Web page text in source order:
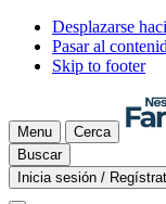
Desplazarse
Pasar al
Skip to footer
Menu
Cerca
Buscar
Inicia sesión /